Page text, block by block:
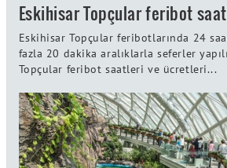
Eskihisar Topçular feribot
Eskihisar Topçular feribotlarında 24
fazla 20 dakika aralıklarla seferler
Topçular feribot saatleri ve ücretleri...